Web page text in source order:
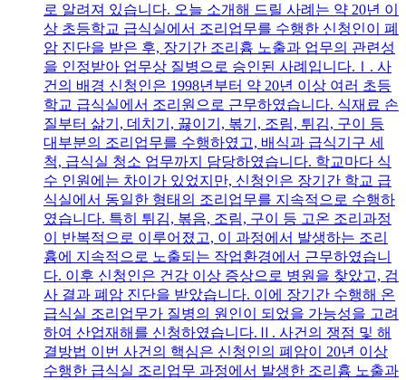
로 알려져 있습니다. 오늘 소개해 드릴 사례는 약 20년 이
상 초등학교 급식실에서 조리업무를 수행한 신청인이 폐
암 진단을 받은 후, 장기간 조리흄 노출과 업무의 관련성
을 인정받아 업무상 질병으로 승인된 사례입니다.Ⅰ. 사
건의 배경 신청인은 1998년부터 약 20년 이상 여러 초등
학교 급식실에서 조리원으로 근무하였습니다. 식재료 손
질부터 삶기, 데치기, 끓이기, 볶기, 조림, 튀김, 구이 등
대부분의 조리업무를 수행하였고, 배식과 급식기구 세
척, 급식실 청소 업무까지 담당하였습니다. 학교마다 식
수 인원에는 차이가 있었지만, 신청인은 장기간 학교 급
식실에서 동일한 형태의 조리업무를 지속적으로 수행하
였습니다. 특히 튀김, 볶음, 조림, 구이 등 고온 조리과정
이 반복적으로 이루어졌고, 이 과정에서 발생하는 조리
흄에 지속적으로 노출되는 작업환경에서 근무하였습니
다. 이후 신청인은 건강 이상 증상으로 병원을 찾았고, 검
사 결과 폐암 진단을 받았습니다. 이에 장기간 수행해 온
급식실 조리업무가 질병의 원인이 되었을 가능성을 고려
하여 산업재해를 신청하였습니다.Ⅱ. 사건의 쟁점 및 해
결방법 이번 사건의 핵심은 신청인의 폐암이 20년 이상
수행한 급식실 조리업무 과정에서 발생한 조리흄 노출과